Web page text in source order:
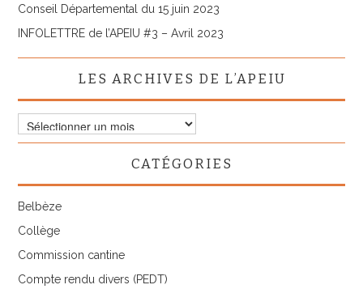
Conseil Départemental du 15 juin 2023
INFOLETTRE de l’APEIU #3 – Avril 2023
LES ARCHIVES DE L’APEIU
Les
archives
CATÉGORIES
Belbèze
Collège
Commission cantine
Compte rendu divers (PEDT)